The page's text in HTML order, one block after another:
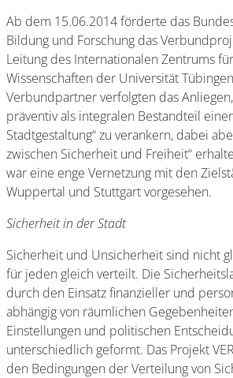
Ab dem 15.06.2014 förderte das
Bildung und Forschung das
Leitung des Internationalen Zentrums
Wissenschaften der Universität
Verbundpartner verfolgten das
präventiv als integralen Bestandteil
Stadtgestaltung“ zu verankern, dabei
zwischen Sicherheit und Freiheit“
war eine enge Vernetzung mit den
Wuppertal und Stuttgart vorgesehen.
Sicherheit in der Stadt
Sicherheit und Unsicherheit sind nicht
für jeden gleich verteilt. Die
durch den Einsatz finanzieller und
abhängig von räumlichen
Einstellungen und politischen
unterschiedlich geformt. Das Projekt
den Bedingungen der Verteilung von